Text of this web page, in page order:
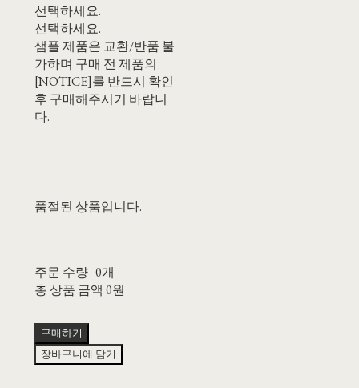
선택하세요.
선택하세요.
샘플 제품은 교환/반품 불
가하며 구매 전 제품의
[NOTICE]를 반드시 확인
후 구매해주시기 바랍니
다.
품절된 상품입니다.
주문 수량 0개
총 상품 금액 0원
구매하기
장바구니에 담기